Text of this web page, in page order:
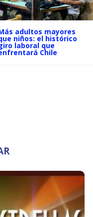
adultos mayores
niños: el histórico
laboral que
Chile